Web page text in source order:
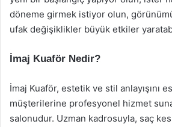
döneme girmek istiyor olun,
ufak değişiklikler büyük etkiler
İmaj Kuaför Nedir?
İmaj Kuaför, estetik ve stil anlayışını
müşterilerine profesyonel hizmet
salonudur. Uzman kadrosuyla, saç